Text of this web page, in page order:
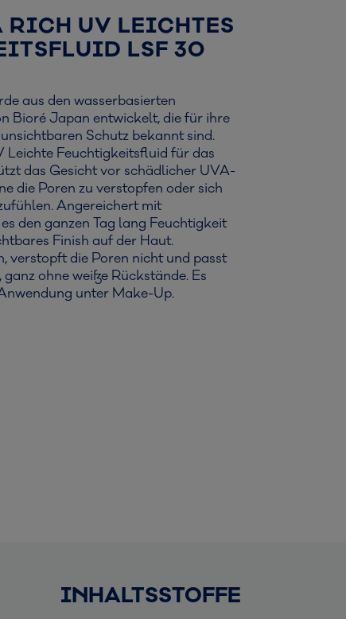
RICH UV LEICHTES
LSF 30
aus den wasserbasierten
Bioré Japan entwickelt, die für ihre
Schutz bekannt sind.
Leichte Feuchtigkeitsfluid für das
das Gesicht vor schädlicher UVA-
die Poren zu verstopfen oder sich
Angereichert mit
den ganzen Tag lang Feuchtigkeit
Finish auf der Haut.
verstopft die Poren nicht und passt
ohne weiße Rückstände. Es
unter Make-Up.
INHALTSSTOFFE